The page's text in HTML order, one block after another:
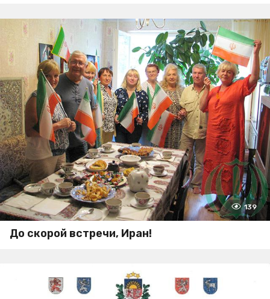
139
До скорой встречи, Иран!